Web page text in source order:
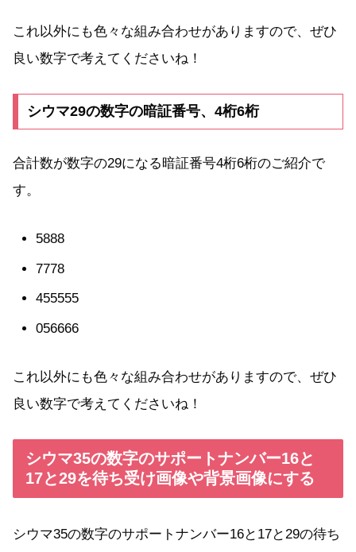
これ以外にも色々な組み合わせがありますので、ぜひ
良い数字で考えてくださいね！
シウマ29の数字の暗証番号、4桁6桁
合計数が数字の29になる暗証番号4桁6桁のご紹介で
す。
5888
7778
455555
056666
これ以外にも色々な組み合わせがありますので、ぜひ
良い数字で考えてくださいね！
シウマ35の数字のサポートナンバー16と
17と29を待ち受け画像や背景画像にする
シウマ35の数字のサポートナンバー16と17と29の待ち